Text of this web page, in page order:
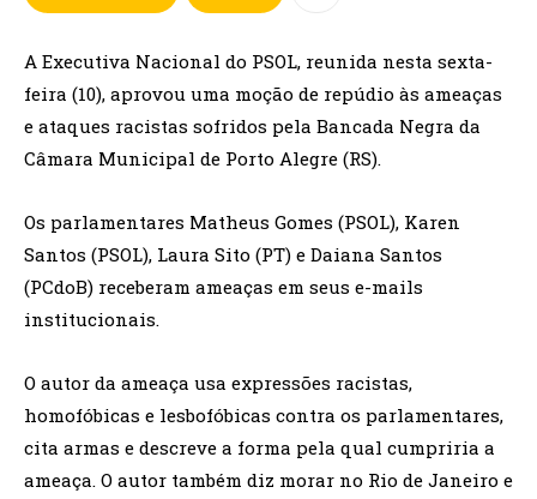
A Executiva Nacional do PSOL, reunida nesta sexta-
feira (10), aprovou uma moção de repúdio às ameaças
e ataques racistas sofridos pela Bancada Negra da
Câmara Municipal de Porto Alegre (RS).
Os parlamentares Matheus Gomes (PSOL), Karen
Santos (PSOL), Laura Sito (PT) e Daiana Santos
(PCdoB) receberam ameaças em seus e-mails
institucionais.
O autor da ameaça usa expressões racistas,
homofóbicas e lesbofóbicas contra os parlamentares,
cita armas e descreve a forma pela qual cumpriria a
ameaça. O autor também diz morar no Rio de Janeiro e